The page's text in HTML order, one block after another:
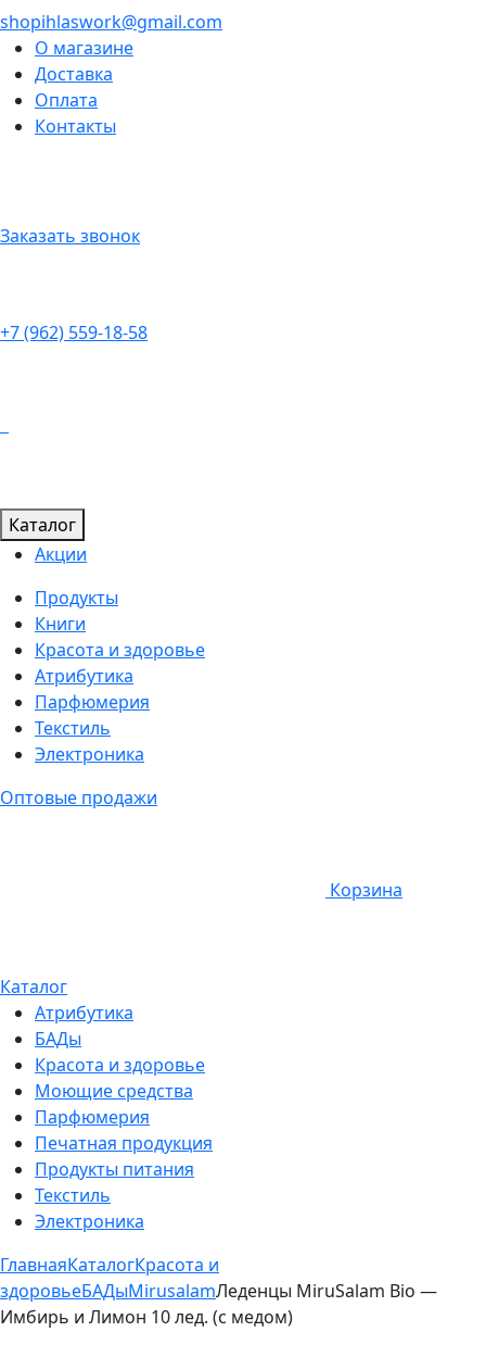
shopihlaswork@gmail.com
О магазине
Доставка
Оплата
Контакты
Заказать звонок
+7 (962) 559-18-58
Каталог
Акции
Продукты
Книги
Красота и здоровье
Атрибутика
Парфюмерия
Текстиль
Электроника
Оптовые продажи
Корзина
Каталог
Атрибутика
БАДы
Красота и здоровье
Моющие средства
Парфюмерия
Печатная продукция
Продукты питания
Текстиль
Электроника
ГлавнаяКаталогКрасота и
здоровьеБАДыMirusalamЛеденцы MiruSalam Bio —
Имбирь и Лимон 10 лед. (с медом)